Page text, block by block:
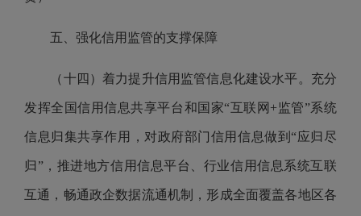
五、强化信用监管的支撑保障
（十四）着力提升信用监管信息化建设水平。充分
发挥全国信用信息共享平台和国家“互联网+监管”系统
信息归集共享作用，对政府部门信用信息做到“应归尽
归”，推进地方信用信息平台、行业信用信息系统互联
互通，畅通政企数据流通机制，形成全面覆盖各地区各